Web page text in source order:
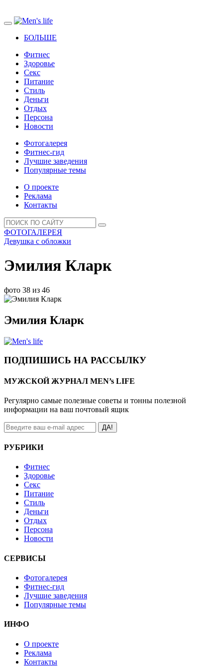
БОЛЬШЕ
Фитнес
Здоровье
Секс
Питание
Стиль
Деньги
Отдых
Персона
Новости
Фотогалерея
Фитнес-гид
Лучшие заведения
Популярные темы
О проекте
Реклама
Контакты
ФОТОГАЛЕРЕЯ
Девушка с обложки
Эмилия Кларк
фото 38 из 46
Эмилия Кларк
ПОДПИШИСЬ НА РАССЫЛКУ
МУЖСКОЙ ЖУРНАЛ MEN’s LIFE
Регулярно самые полезные советы и тонны полезной
информации на ваш почтовый ящик
ДА!
РУБРИКИ
Фитнес
Здоровье
Секс
Питание
Стиль
Деньги
Отдых
Персона
Новости
СЕРВИСЫ
Фотогалерея
Фитнес-гид
Лучшие заведения
Популярные темы
ИНФО
О проекте
Реклама
Контакты